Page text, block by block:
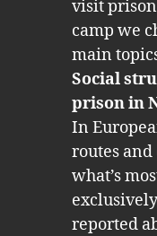
visit
camp we
main
Social
prison in
In
routes and
what’s
reported